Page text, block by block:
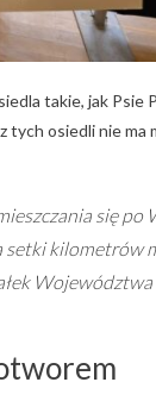
takie, jak Psie
tych osiedli nie ma
się po
setki kilometrów